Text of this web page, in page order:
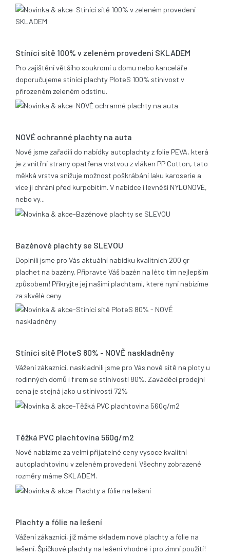
Stínící sítě 100% v zeleném provedení SKLADEM
Pro zajištění většího soukromí u domu nebo kanceláře
doporučujeme stínící plachty PloteS 100% stínivost v
přirozeném zeleném odstínu.
NOVÉ ochranné plachty na auta
Nově jsme zařadili do nabídky autoplachty z folie PEVA, která
je z vnitřní strany opatřena vrstvou z vláken PP Cotton, tato
měkká vrstva snižuje možnost poškrábání laku karoserie a
více ji chrání před kurpobitím. V nabídce i levněší NYLONOVÉ,
nebo vy...
Bazénové plachty se SLEVOU
Doplnili jsme pro Vás aktuální nabídku kvalitních 200 gr
plachet na bazény. Připravte Váš bazén na léto tím nejlepším
způsobem! Přikryjte jej našimi plachtami, které nyní nabízíme
za skvělé ceny
Stínící sítě PloteS 80% - NOVĚ naskladněny
Vážení zákazníci, naskladnili jsme pro Vás nově sítě na ploty u
rodinných domů i firem se stínivostí 80%. Zaváděcí prodejní
cena je stejná jako u stínivosti 72%
Těžká PVC plachtovina 560g/m2
Nově nabízíme za velmi přijatelné ceny vysoce kvalitní
autoplachtovinu v zeleném provedení. Všechny zobrazené
rozměry máme SKLADEM.
Plachty a fólie na lešení
Vážení zákazníci, již máme skladem nové plachty a fólie na
lešení. Špičkové plachty na lešení vhodné i pro zimní použití!